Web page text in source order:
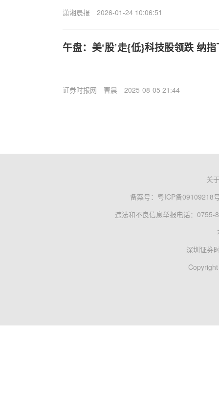
潇湘晨报 2026-01-24 10:06:51
午盘：美‘股’走{低}科技股领跌 纳
证券时报网 曹晨 2025-08-05 21:44
关
备案号： 粤ICP备09109218
违法和不良信息举报电话：0755-
深圳证券